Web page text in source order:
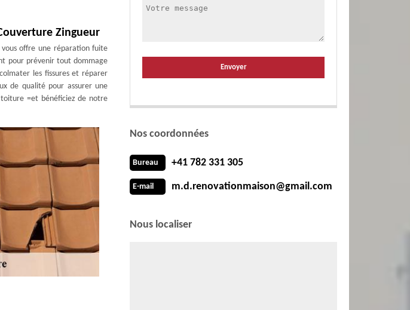
Zingueur
offre une réparation fuite
pour prévenir tout dommage
les fissures et réparer
de qualité pour assurer une
=et bénéficiez de notre
Nos coordonnées
Bureau +41 782 331 305
E-mail m.d.renovationmaison@gmail.com
Nous localiser